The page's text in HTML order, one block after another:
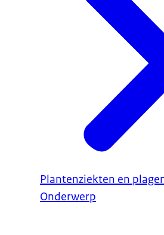
Plantenziekten en
Onderwerp